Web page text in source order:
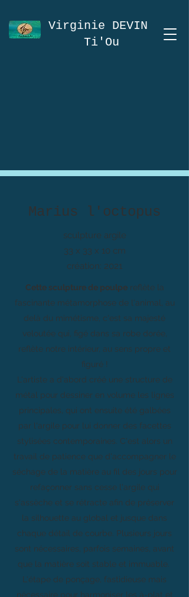
Virginie DEVIN
Ti'Ou
Marius l'octopus
sculpture argile
33 x 33 x 10 cm
création: 2021
Cette sculpture de poulpereflète la
fascinante métamorphose de l'animal, au
delà du mimétisme, c'est sa majesté
veloutée qui, figé dans sa robe dorée,
reflète notre intérieur, au sens propre et
figuré !
L'artiste a d'abord créé une structure de
métal pour dessiner en volume les lignes
principales, qui ont ensuite été galbées
par l'argile pour lui donner des facettes
stylisées contemporaines. C'est alors un
travail de patience que d'accompagner le
séchage de la matière au fil des jours pour
refaçonner sans cesse l'argile qui
s'assèche et se rétracte afin de préserver
la silhouette au global et jusque dans
chaque détail de courbe. Plusieurs jours
sont nécessaires, parfois semaines, avant
que la matière soit stable et immuable.
L'étape de ponçage, fastidieuse mais
nécessaire pour harmoniser les à-plat et